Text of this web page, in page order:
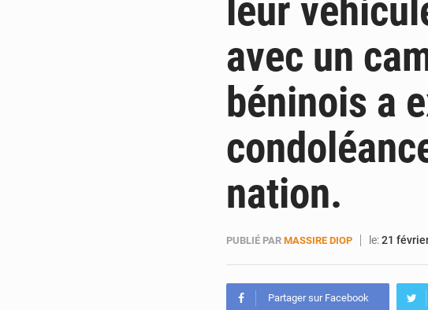
leur
avec un
béninois a
nation.
PUBLIÉ PAR MASSIRE DIOP le:21
Partager sur Facebook